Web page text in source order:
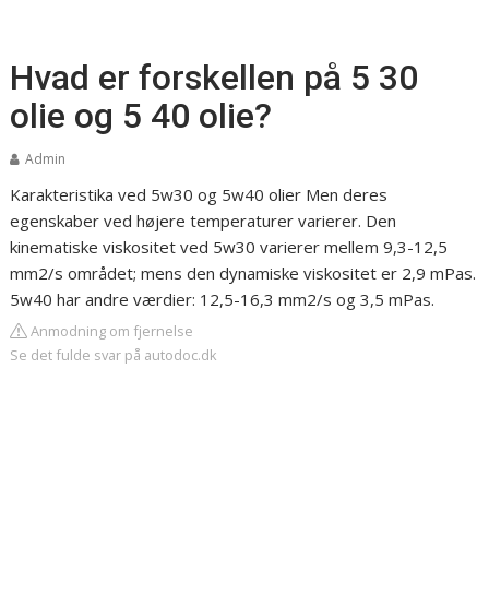
Hvad er forskellen på 5 30
olie og 5 40 olie?
Admin
Karakteristika ved 5w30 og 5w40 olier Men deres
egenskaber ved højere temperaturer varierer. Den
kinematiske viskositet ved 5w30 varierer mellem 9,3-12,5
mm2/s området; mens den dynamiske viskositet er 2,9 mPas.
5w40 har andre værdier: 12,5-16,3 mm2/s og 3,5 mPas.
Anmodning om fjernelse
Se det fulde svar på autodoc.dk